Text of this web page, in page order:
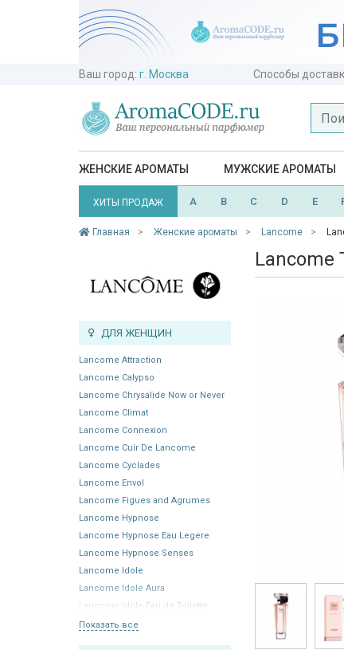
Ваш город: г. Москва Способы
ЖЕНСКИЕ АРОМАТЫ МУЖСКИЕ АРОМАТЫ
ХИТЫ ПРОДАЖ A B C D E
Главная Женские ароматы Lancome
ДЛЯ ЖЕНЩИН
Lancome Attraction
Lancome Calypso
Lancome Chrysalide Now or Never
Lancome Climat
Lancome Connexion
Lancome Cuir De Lancome
Lancome Cyclades
Lancome Envol
Lancome Figues and Agrumes
Lancome Hypnose
Lancome Hypnose Eau Legere
Lancome Hypnose Senses
Lancome Idole
Lancome Idole Aura
Lancome Idole Eau de Toilette
Показать все
Lancome